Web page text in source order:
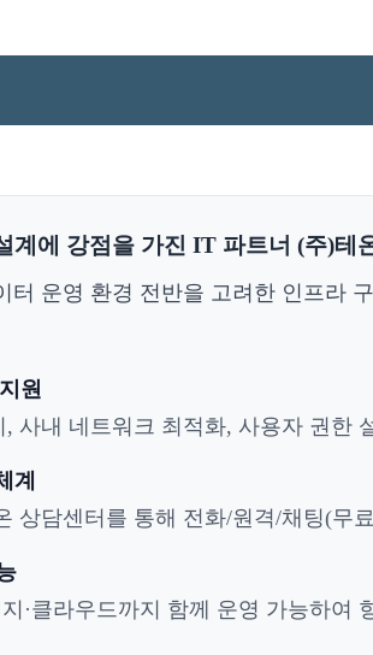
계에 강점을 가진 IT 파트너 (주)테
터 운영 환경 전반을 고려한 인프라
원
사내 네트워크 최적화, 사용자 권한
계
상담센터를 통해 전화/원격/채팅(무
·클라우드까지 함께 운영 가능하여